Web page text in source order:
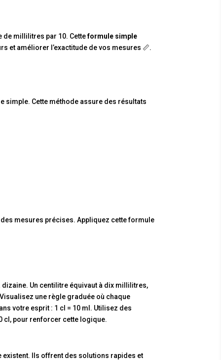
de millilitres par 10. Cetteformule simple
et améliorer l’exactitude de vos mesures 📏.
simple. Cette méthode assure des résultats
mesures précises. Appliquez cette formule
dizaine. Un centilitre équivaut à dix millilitres,
une règle graduée où chaque
votre esprit : 1 cl = 10 ml. Utilisez des
cl, pour renforcer cette logique.
Ils offrent des solutions rapides et